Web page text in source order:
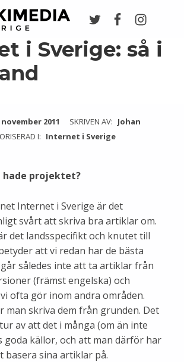
i Sverige: så i
november 2011 SKRIVEN AV: Johan
I: Internet i Sverige
hade projektet?
Internet i Sverige är det
svårt att skriva bra artiklar om.
det landsspecifikt och knutet till
att vi redan har de bästa
således inte att ta artiklar från
(främst engelska) och
ofta gör inom andra områden.
man skriva dem från grunden. Det
av att det i många (om än inte
goda källor, och att man därför har
basera sina artiklar på.